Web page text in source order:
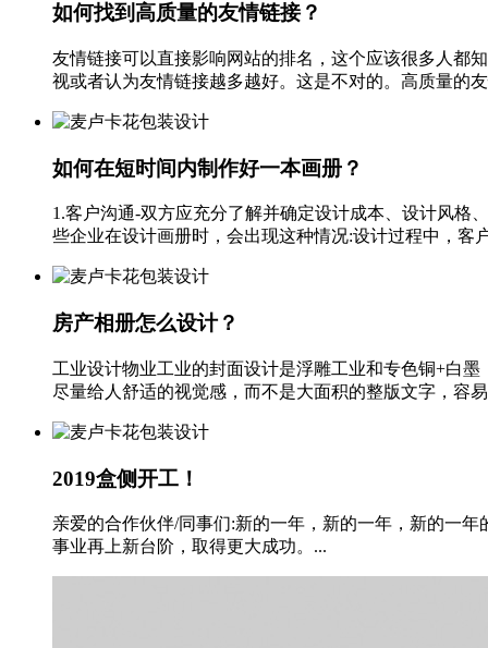
如何找到高质量的友情链接？
友情链接可以直接影响网站的排名，这个应该很多人都
视或者认为友情链接越多越好。这是不对的。高质量的
如何在短时间内制作好一本画册？
1.客户沟通-双方应充分了解并确定设计成本、设计风
些企业在设计画册时，会出现这种情况:设计过程中，客
房产相册怎么设计？
工业设计物业工业的封面设计是浮雕工业和专色铜+白
尽量给人舒适的视觉感，而不是大面积的整版文字，容
2019盒侧开工！
亲爱的合作伙伴/同事们:新的一年，新的一年，新的一
事业再上新台阶，取得更大成功。...